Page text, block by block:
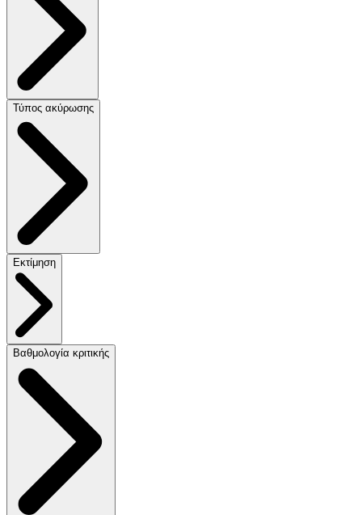
Τύπος ακύρωσης
Εκτίμηση
Βαθμολογία κριτικής